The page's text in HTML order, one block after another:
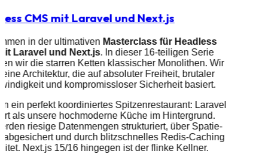
CMS mit Laravel und Next.js
in der ultimativen Masterclass für Headless
Laravel und Next.js. In dieser 16-teiligen Serie
wir die starren Ketten klassischer Monolithen. Wir
Architektur, die auf absoluter Freiheit, brutaler
und kompromissloser Sicherheit basiert.
ein perfekt koordiniertes Spitzenrestaurant: Laravel
als unsere hochmoderne Küche im Hintergrund.
riesige Datenmengen strukturiert, über Spatie-
abgesichert und durch blitzschnelles Redis-Caching
Next.js 15/16 hingegen ist der flinke Kellner.